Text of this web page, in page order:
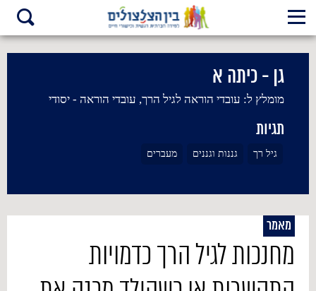
גן - כיתה א
מומלץ ל: עובדי הוראה לגיל הרך, עובדי הוראה - יסודי
תגיות
גיל רך גננות וגננים מעברים
מאמר
מחנכות לגיל הרך כדמויות